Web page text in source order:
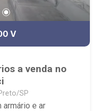
V
a venda no
SP
armário e ar